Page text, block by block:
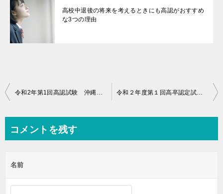
高校中退後の将来を考えるときにも高認がおすすめ
な3つの理由
投
ビ
ー
シ
令和2年第1回高認試験 沖縄会場で検温が実施されます 令和２年度第１回高卒認定試験の総括
コメントを残す
名前